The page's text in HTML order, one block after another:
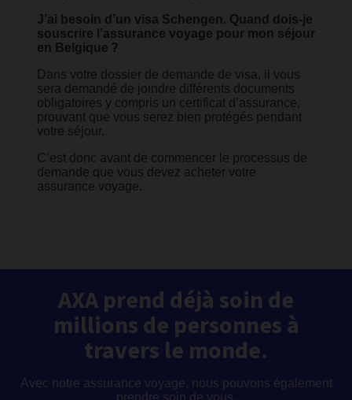
J’ai besoin d’un visa Schengen. Quand dois-je
souscrire l’assurance voyage pour mon séjour
en Belgique ?
Dans votre dossier de demande de visa, il vous
sera demandé de joindre différents documents
obligatoires y compris un certificat d’assurance,
prouvant que vous serez bien protégés pendant
votre séjour.
C’est donc avant de commencer le processus de
demande que vous devez acheter votre
assurance voyage.
AXA prend déjà soin de
millions de personnes à
travers le monde.
Avec notre assurance voyage, nous pouvons également
prendre soin de vous.